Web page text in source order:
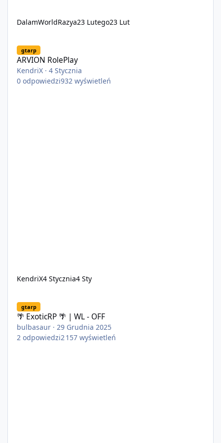
DalamWorldRazya23 Lutego23 Lut
gtarp
ARVION RolePlay
KendriX ·4 Stycznia
0 odpowiedzi932 wyświetleń
KendriX4 Stycznia4 Sty
gtarp
🌴 ExoticRP 🌴 | WL - OFF
bulbasaur ·29 Grudnia 2025
2 odpowiedzi2 157 wyświetleń